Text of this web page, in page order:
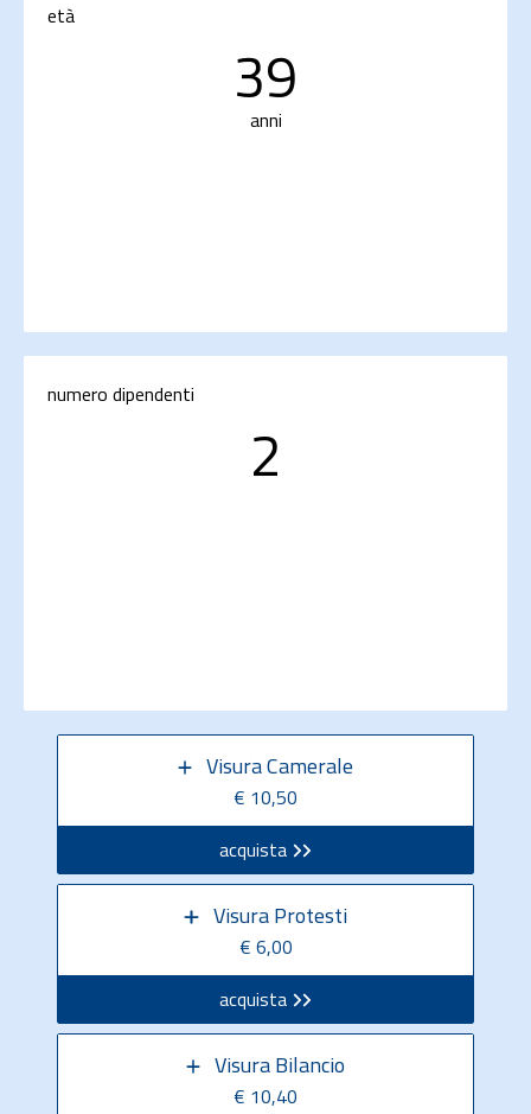
età
39
anni
numero dipendenti
2
Visura Camerale
€ 10,50
acquista
Visura Protesti
€ 6,00
acquista
Visura Bilancio
€ 10,40